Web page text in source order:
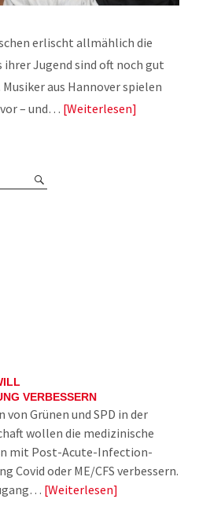
erlischt allmählich die
ihrer Jugend sind oft noch gut
aus Hannover spielen
– und… Weiterlesen
VERBESSERN
Grünen und SPD in der
wollen die medizinische
mit Post-Acute-Infection-
Covid oder ME/CFS verbessern.
Weiterlesen